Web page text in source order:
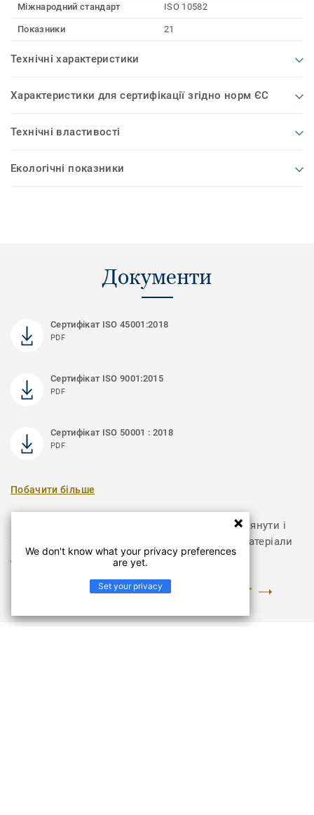
Міжнародний стандарт
ISO 10582
Показники 21
Технічні характеристики
Характеристики для сертифікації згідно норм ЄС
Технічні властивості
Екологічні показники
Документи
Сертифікат ISO 45001:2018
PDF
Сертифікат ISO 9001:2015
PDF
Сертифікат ISO 50001 : 2018
PDF
Побачити більше
Відвідайте розділ з документами, щоб переглянути і
завантажити інструкції з укладання та інші матеріали
для колекції DELTA
ПЕРЕЙТИ У РОЗДІЛ "ДОКУМЕНТИ ТА ЗОБРАЖЕННЯ"
We don't know what your privacy preferences
are yet.
Set your privacy